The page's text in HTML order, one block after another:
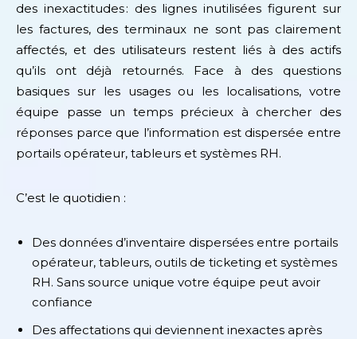
des inexactitudes : des lignes inutilisées figurent sur
les factures, des terminaux ne sont pas clairement
affectés, et des utilisateurs restent liés à des actifs
qu’ils ont déjà retournés. Face à des questions
basiques sur les usages ou les localisations, votre
équipe passe un temps précieux à chercher des
réponses parce que l’information est dispersée entre
portails opérateur, tableurs et systèmes RH.
C’est le quotidien :
Des données d’inventaire dispersées entre portails
opérateur, tableurs, outils de ticketing et systèmes
RH. Sans source unique votre équipe peut avoir
confiance
Des affectations qui deviennent inexactes après